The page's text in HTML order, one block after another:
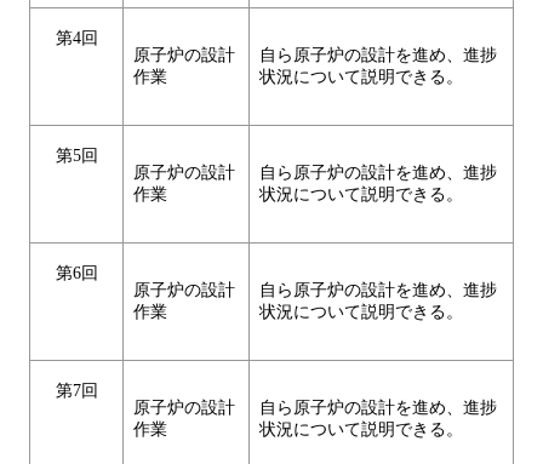
第4回
原子炉の設計
作業
自ら原子炉の設計を進め、進捗
状況について説明できる。
第5回
原子炉の設計
作業
自ら原子炉の設計を進め、進捗
状況について説明できる。
第6回
原子炉の設計
作業
自ら原子炉の設計を進め、進捗
状況について説明できる。
第7回
原子炉の設計
作業
自ら原子炉の設計を進め、進捗
状況について説明できる。